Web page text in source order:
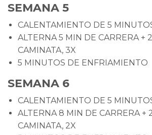
SEMANA 5
CALENTAMIENTO DE 5
ALTERNA 5 MIN DE CARRERA +
CAMINATA, 3X
5 MINUTOS DE ENFRIAMIENTO
SEMANA 6
CALENTAMIENTO DE 5
ALTERNA 8 MIN DE CARRERA +
CAMINATA, 2X